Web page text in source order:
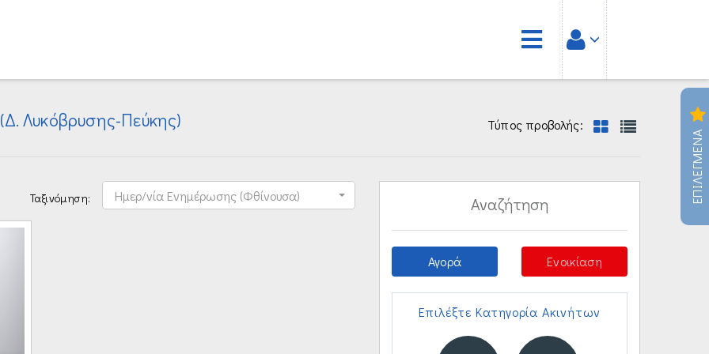
ΕΠΙΛΕΓΜΕΝΑ
Λυκόβρυσης-Πεύκης) Τύπος προβολής:
Ταξινόμηση: Ημερ/νία Ενημέρωσης (Φθίνουσα) Αναζήτηση
Αγορά Ενοικίαση
Επιλέξτε Κατηγορία Ακινήτων